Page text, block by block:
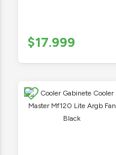
$17.999